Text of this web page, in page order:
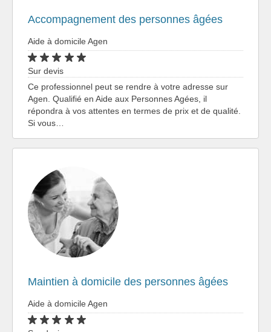
Accompagnement des personnes âgées
Aide à domicile Agen
Sur devis
Ce professionnel peut se rendre à votre adresse sur
Agen. Qualifié en Aide aux Personnes Agées, il
répondra à vos attentes en termes de prix et de qualité.
Si vous…
Maintien à domicile des personnes âgées
Aide à domicile Agen